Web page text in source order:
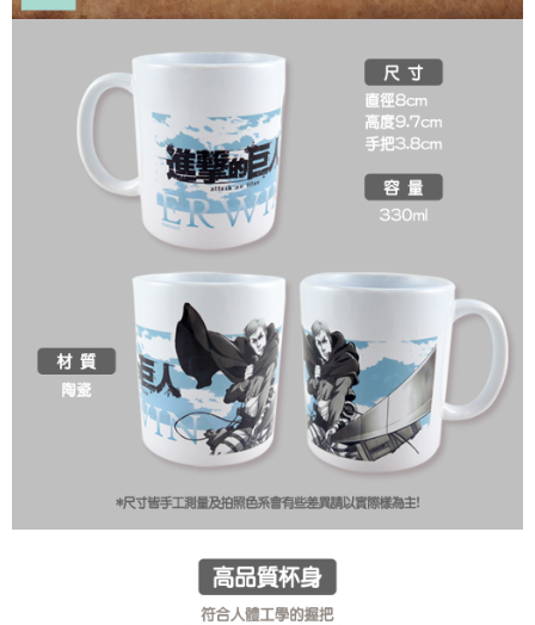
請求用戶進行身份認證。
恩沛科技股份有限公司將有權停止該用戶之使用額度並採取法律行動。